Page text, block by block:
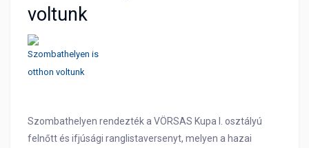
voltunk
Szombathelyen rendezték a VÖRSAS Kupa I. osztályú
felnőtt és ifjúsági ranglistaversenyt, melyen a hazai